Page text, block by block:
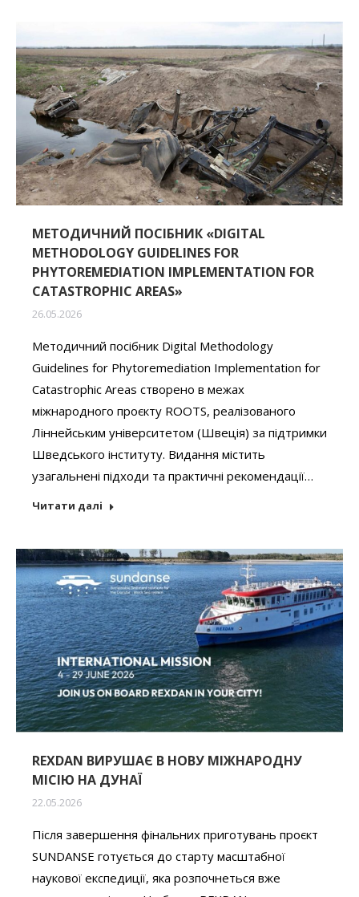
МЕТОДИЧНИЙ ПОСІБНИК «DIGITAL
METHODOLOGY GUIDELINES FOR
PHYTOREMEDIATION IMPLEMENTATION FOR
CATASTROPHIC AREAS»
26.05.2026
Методичний посібник Digital Methodology
Guidelines for Phytoremediation Implementation for
Catastrophic Areas створено в межах
міжнародного проєкту ROOTS, реалізованого
Ліннейським університетом (Швеція) за підтримки
Шведського інституту. Видання містить
узагальнені підходи та практичні рекомендації…
Читати далі
REXDAN ВИРУШАЄ В НОВУ МІЖНАРОДНУ
МІСІЮ НА ДУНАЇ
22.05.2026
Після завершення фінальних приготувань проєкт
SUNDANSE готується до старту масштабної
наукової експедиції, яка розпочнеться вже